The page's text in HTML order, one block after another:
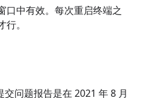
口中有效。每次重启终端之
。
问题报告是在 2021 年 8 月